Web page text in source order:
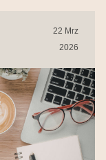
22 Mrz
2026